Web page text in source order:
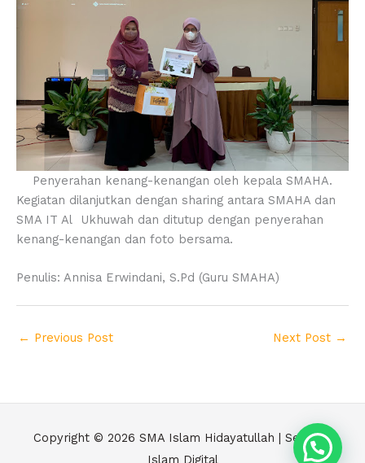
Penyerahan kenang-kenangan oleh kepala SMAHA.
Kegiatan dilanjutkan dengan sharing antara SMAHA dan
SMA IT Al Ukhuwah dan ditutup dengan penyerahan
kenang-kenangan dan foto bersama.
Penulis: Annisa Erwindani, S.Pd (Guru SMAHA)
← Previous Post Next Post →
Copyright © 2026 SMA Islam Hidayatullah | Sekolah
Islam Digital